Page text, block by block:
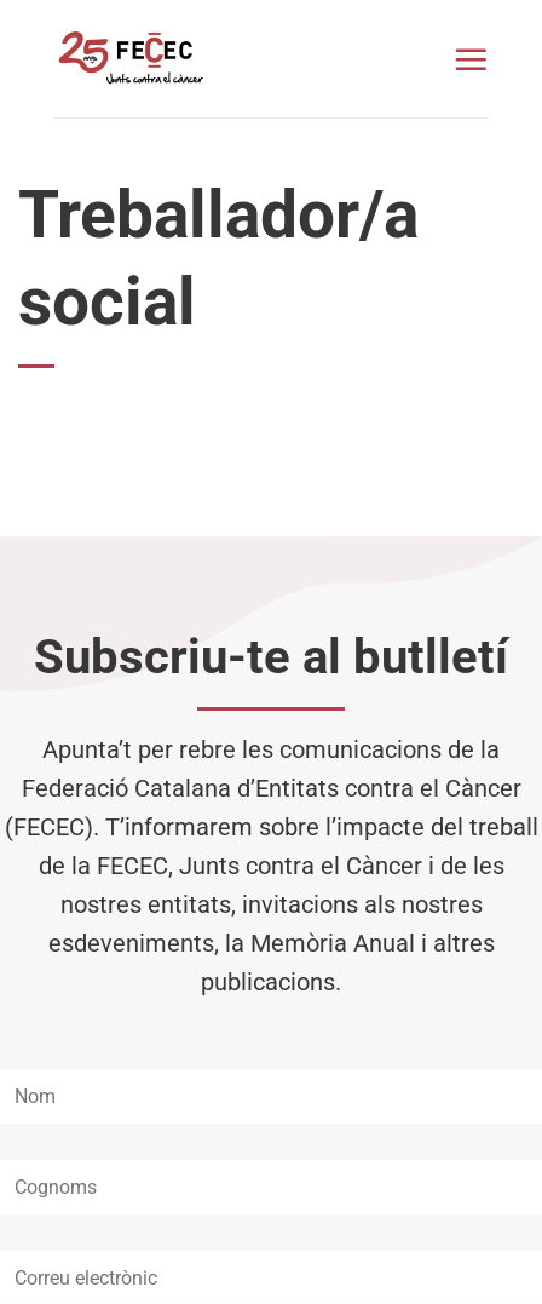
Treballador/a
social
Subscriu-te al butlletí
Apunta’t per rebre les comunicacions de la
Federació Catalana d’Entitats contra el Càncer
(FECEC). T’informarem sobre l’impacte del treball
de la FECEC, Junts contra el Càncer i de les
nostres entitats, invitacions als nostres
esdeveniments, la Memòria Anual i altres
publicacions.